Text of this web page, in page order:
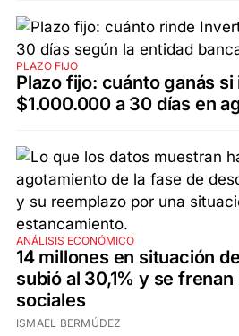
PLAZO FIJO
Plazo fijo: cuánto ganás
$1.000.000 a 30 días en
ANÁLISIS ECONÓMICO
14 millones en situación
subió al 30,1% y se
sociales
ISMAEL BERMÚDEZ